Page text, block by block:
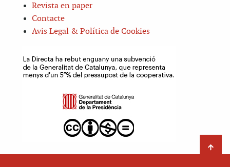
Revista en paper
Contacte
Avis Legal & Política de Cookies